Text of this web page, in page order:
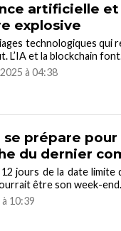
artificielle et
explosive
technologiques qui
L’IA et la blockchain
à 04:38
se prépare
du dernier
jours de la date
être son week-
10:39